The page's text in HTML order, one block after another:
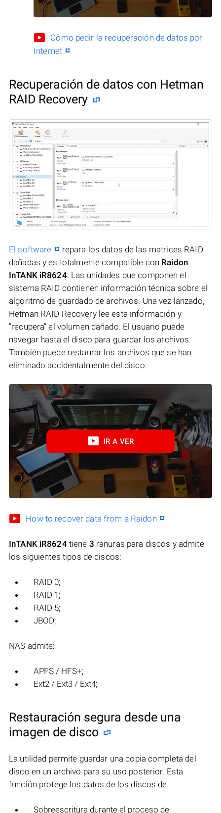
Cómo pedir la recuperación de datos por
Internet
Recuperación de datos con Hetman
RAID Recovery
El software
repara los datos de las matrices RAID
dañadas y es totalmente compatible con Raidon
InTANK iR8624. Las unidades que componen el
sistema RAID contienen información técnica sobre el
algoritmo de guardado de archivos. Una vez lanzado,
Hetman RAID Recovery lee esta información y
"recupera" el volumen dañado. El usuario puede
navegar hasta el disco para guardar los archivos.
También puede restaurar los archivos que se han
eliminado accidentalmente del disco.
IR A VER
How to recover data from a Raidon
InTANK iR8624tiene 3 ranuras para discos y admite
los siguientes tipos de discos:
RAID 0;
RAID 1;
RAID 5;
JBOD;
NAS admite:
APFS / HFS+;
Ext2 / Ext3 / Ext4;
Restauración segura desde una
imagen de disco
La utilidad permite guardar una copia completa del
disco en un archivo para su uso posterior. Esta
función protege los datos de los discos de:
Sobreescritura durante el proceso de